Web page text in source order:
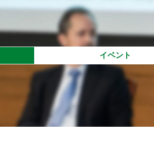
イベント